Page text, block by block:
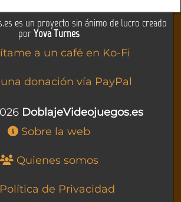
es un proyecto sin ánimo de lucro creado
porYova Turnes
a un café en Ko-Fi
donación vía PayPal
DoblajeVideojuegos.es
Sobre la web
Quienes somos
Política de Privacidad